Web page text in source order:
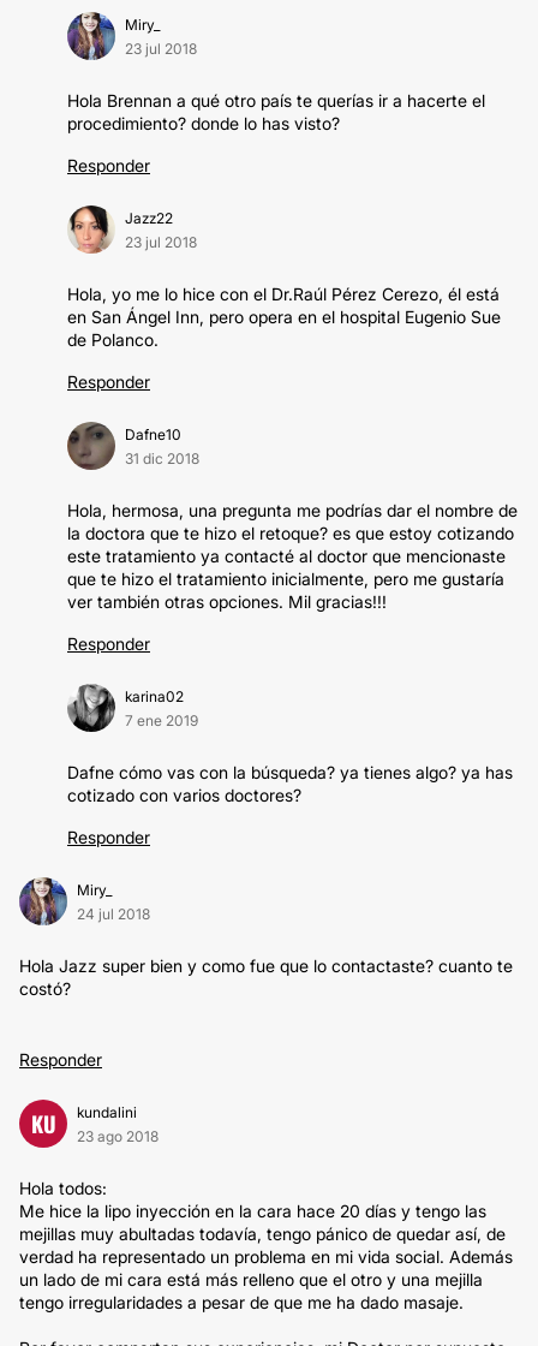
Miry_
23 jul 2018
Hola Brennan a qué otro país te querías ir a hacerte el
procedimiento? donde lo has visto?
Responder
Jazz22
23 jul 2018
Hola, yo me lo hice con el Dr.Raúl Pérez Cerezo, él está
en San Ángel Inn, pero opera en el hospital Eugenio Sue
de Polanco.
Responder
Dafne10
31 dic 2018
Hola, hermosa, una pregunta me podrías dar el nombre de
la doctora que te hizo el retoque? es que estoy cotizando
este tratamiento ya contacté al doctor que mencionaste
que te hizo el tratamiento inicialmente, pero me gustaría
ver también otras opciones. Mil gracias!!!
Responder
karina02
7 ene 2019
Dafne cómo vas con la búsqueda? ya tienes algo? ya has
cotizado con varios doctores?
Responder
Miry_
24 jul 2018
Hola Jazz super bien y como fue que lo contactaste? cuanto te
costó?
Responder
KU
kundalini
23 ago 2018
Hola todos:
Me hice la lipo inyección en la cara hace 20 días y tengo las
mejillas muy abultadas todavía, tengo pánico de quedar así, de
verdad ha representado un problema en mi vida social. Además
un lado de mi cara está más relleno que el otro y una mejilla
tengo irregularidades a pesar de que me ha dado masaje.